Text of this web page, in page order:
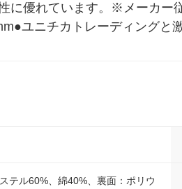
に優れています。※メーカー
ユニチカトレーディングと
テル60%、綿40%、裏面：ポリウ